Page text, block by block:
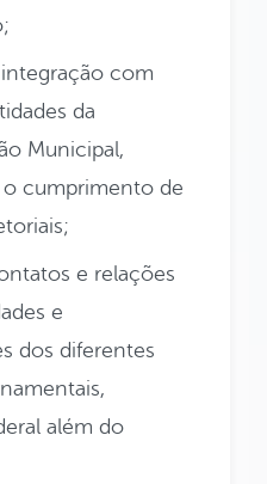
com
da
Municipal,
cumprimento de
e relações
e
dos diferentes
além do